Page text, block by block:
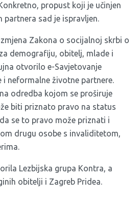
propust koji je učinjen
sad je ispravljen.
Zakona o socijalnoj skrbi o
demografiju, obitelj, mlade i
otvorilo e-Savjetovanje
i neformalne životne partnere.
odredba kojom se proširuje
biti priznato pravo na status
se to pravo može priznati i
drugu osobe s invaliditetom,
Lezbijska grupa Kontra, a
obitelji i Zagreb Pridea.